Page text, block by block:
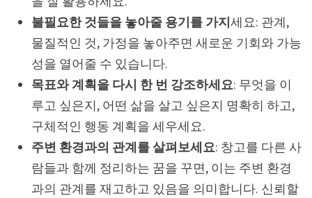
불필요한 것들을 놓아줄 용기를 가지세요: 관계,
물질적인 것, 가정을 놓아주면 새로운 기회와 가능
성을 열어줄 수 있습니다.
목표와 계획을 다시 한 번 강조하세요: 무엇을 이
루고 싶은지, 어떤 삶을 살고 싶은지 명확히 하고,
구체적인 행동 계획을 세우세요.
주변 환경과의 관계를 살펴보세요: 창고를 다른 사
람들과 함께 정리하는 꿈을 꾸면, 이는 주변 환경
과의 관계를 재고하고 있음을 의미합니다. 신뢰할